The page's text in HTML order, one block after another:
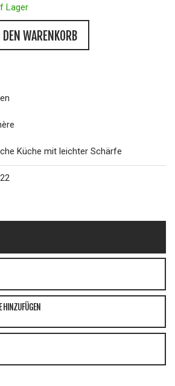
Lager
DEN WARENKORB
Küche mit leichter Schärfe
HINZUFÜGEN